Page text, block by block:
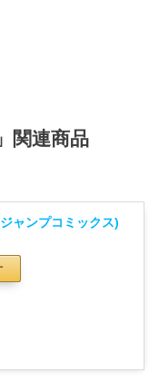
関連商品
ャンプコミックス)